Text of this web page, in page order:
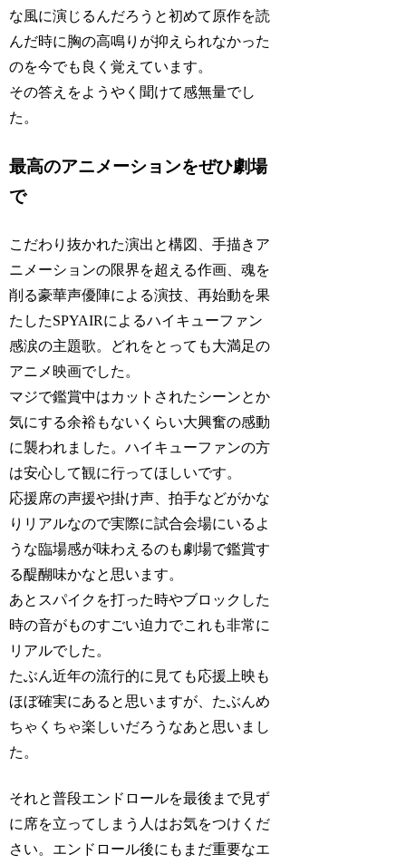
な風に演じるんだろうと初めて原作を読
んだ時に胸の高鳴りが抑えられなかった
のを今でも良く覚えています。
その答えをようやく聞けて感無量でし
た。
最高のアニメーションをぜひ劇場
で
こだわり抜かれた演出と構図、手描きア
ニメーションの限界を超える作画、魂を
削る豪華声優陣による演技、再始動を果
たしたSPYAIRによるハイキューファン
感涙の主題歌。どれをとっても大満足の
アニメ映画でした。
マジで鑑賞中はカットされたシーンとか
気にする余裕もないくらい大興奮の感動
に襲われました。ハイキューファンの方
は安心して観に行ってほしいです。
応援席の声援や掛け声、拍手などがかな
りリアルなので実際に試合会場にいるよ
うな臨場感が味わえるのも劇場で鑑賞す
る醍醐味かなと思います。
あとスパイクを打った時やブロックした
時の音がものすごい迫力でこれも非常に
リアルでした。
たぶん近年の流行的に見ても応援上映も
ほぼ確実にあると思いますが、たぶんめ
ちゃくちゃ楽しいだろうなあと思いまし
た。
それと普段エンドロールを最後まで見ず
に席を立ってしまう人はお気をつけくだ
さい。エンドロール後にもまだ重要なエ